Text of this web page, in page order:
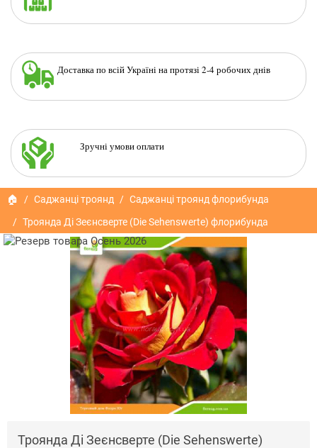
Доставка по всій Україні на протязі 2-4 робочих днів
Зручні умови оплати
🏠 Саджанці троянд
Саджанці троянд флорибунда
Троянда Ді Зеєнсверте (Die Sehenswerte) флорибунда
Троянда Ді Зеєнсверте (Die Sehenswerte)